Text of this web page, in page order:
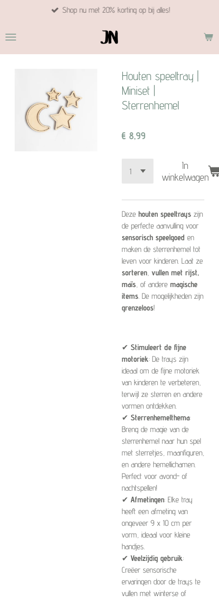
naar
hoofdinhoud
Shop nu met 20% korting op bij alles!
Houten speeltray |
Miniset |
Sterrenhemel
€ 8,99
In
winkelwagen
Deze houten speeltrays zijn
de perfecte aanvulling voor
sensorisch speelgoed en
maken de sterrenhemel tot
leven voor kinderen. Laat ze
sorteren, vullen met rijst,
maïs, of andere magische
items. De mogelijkheden zijn
grenzeloos!
✔ Stimuleert de fijne
motoriek: De trays zijn
ideaal om de fijne motoriek
van kinderen te verbeteren,
terwijl ze sterren en andere
vormen ontdekken.
✔ Sterrenhemelthema:
Breng de magie van de
sterrenhemel naar hun spel
met sterretjes, maanfiguren,
en andere hemellichamen.
Perfect voor avond- of
nachtspellen!
✔ Afmetingen: Elke tray
heeft een afmeting van
ongeveer 9 x 10 cm per
vorm, ideaal voor kleine
handjes.
✔ Veelzijdig gebruik:
Creëer sensorische
ervaringen door de trays te
vullen met winterse of